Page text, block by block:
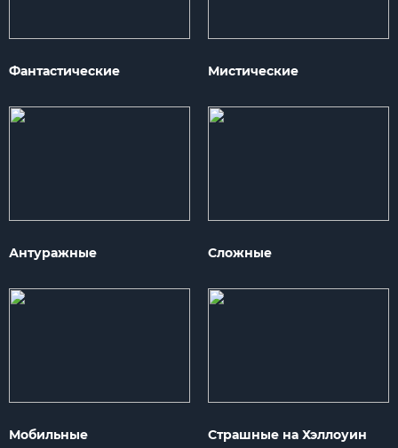
Фантастические Мистические
Антуражные Сложные
Мобильные Страшные на Хэллоуин